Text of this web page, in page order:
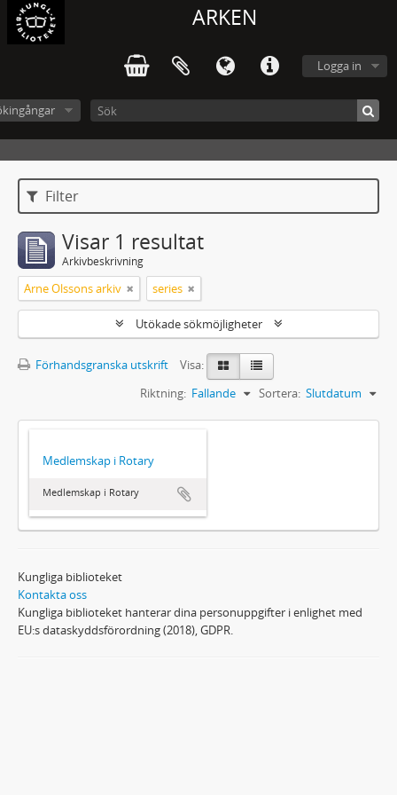
ARKEN
Logga in
Filter
Visar 1 resultat
Arkivbeskrivning
Arne Olssons arkiv series
Utökade sökmöjligheter
Förhandsgranska utskrift
Visa:
Sortera: Slutdatum
Riktning: Fallande
Medlemskap i Rotary
Medlemskap i Rotary
Kungliga biblioteket
Kontakta oss
Kungliga biblioteket hanterar dina personuppgifter i enlighet med
EU:s dataskyddsförordning (2018), GDPR.